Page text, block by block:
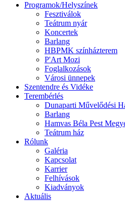
Programok/Helyszínek
Fesztiválok
Teátrum nyár
Koncertek
Barlang
HBPMK színházterem
P'Art Mozi
Foglalkozások
Városi ünnepek
Szentendre és Vidéke
Terembérlés
Dunaparti Művelődési
Barlang
Hamvas Béla Pest
Teátrum ház
Rólunk
Galéria
Kapcsolat
Karrier
Felhívások
Kiadványok
Aktuális